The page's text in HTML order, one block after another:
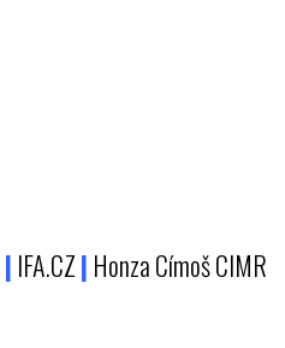
| IFA.CZ| Honza Címoš CIMR